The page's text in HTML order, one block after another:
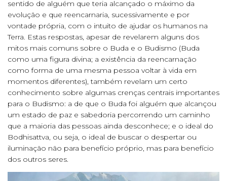
sentido de alguém que teria alcançado o máximo da
evolução e que reencarnaria, sucessivamente e por
vontade própria, com o intuito de ajudar os humanos na
Terra. Estas respostas, apesar de revelarem alguns dos
mitos mais comuns sobre o Buda e o Budismo (Buda
como uma figura divina; a existência da reencarnação
como forma de uma mesma pessoa voltar à vida em
momentos diferentes), também revelam um certo
conhecimento sobre algumas crenças centrais importantes
para o Budismo: a de que o Buda foi alguém que alcançou
um estado de paz e sabedoria percorrendo um caminho
que a maioria das pessoas ainda desconhece; e o ideal do
Bodhisattva, ou seja, o ideal de buscar o despertar ou
iluminação não para benefício próprio, mas para benefício
dos outros seres.